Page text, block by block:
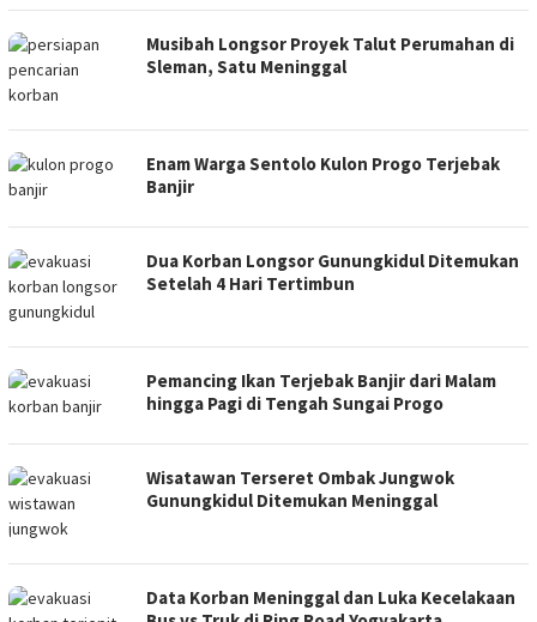
Musibah Longsor Proyek Talut Perumahan di
Sleman, Satu Meninggal
Enam Warga Sentolo Kulon Progo Terjebak
Banjir
Dua Korban Longsor Gunungkidul Ditemukan
Setelah 4 Hari Tertimbun
Pemancing Ikan Terjebak Banjir dari Malam
hingga Pagi di Tengah Sungai Progo
Wisatawan Terseret Ombak Jungwok
Gunungkidul Ditemukan Meninggal
Data Korban Meninggal dan Luka Kecelakaan